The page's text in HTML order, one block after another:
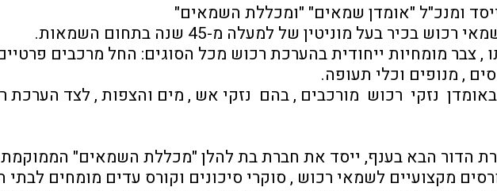
ומנכ"ל "אומדן שמאים" "ומכללת השמאים"
בכיר בעל מוניטין של למעלה מ-45 שנה בתחום השמאות.
, מנופים וכלי תעופה.
הדור הבא בענף, ייסד את חברת בת להלן "מכללת השמאים"
מקצועיים לשמאי רכוש , סוקרי סיכונים וקורס עדים מומחים